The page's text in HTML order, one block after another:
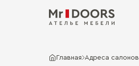
Главная Адреса салонов